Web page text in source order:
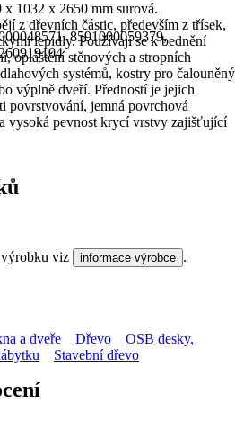
8591000059379,
1032 x 2650 mm surová.
z dřevních částic, především z třísek,
lepidly. Používají se k bednění
opláštění stěnových a stropních
systémů, kostry pro čalouněný
výplně dveří. Předností je jejich
povrstvování, jemná povrchová
vysoká pevnost krycí vrstvy zajišťující
výrobku viz informace výrobce .
a dveře Dřevo
OSB desky,
Stavební dřevo